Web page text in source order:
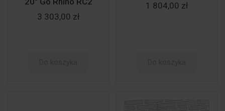
3 303,00 zł
1 804,00 zł